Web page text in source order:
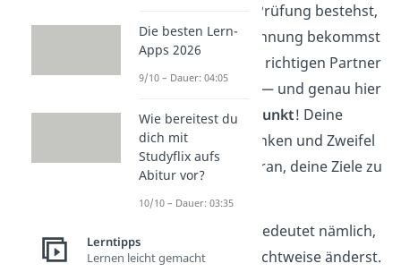
du die nächste Prüfung bestehst,
deine Traumwohnung bekommst
oder jemals den richtigen Partner
für dich findest — und genau hier
liegt derKnackpunkt! Deine
negativen Gedanken und Zweifel
hinderndich daran, deine Ziele zu
bedeutet nämlich,
dass du deine Sichtweise änderst.
Die besten Lern-
Apps 2026
9/10 – Dauer: 04:05
Wie bereitest du
dich mit
Studyflix aufs
Abitur vor?
10/10 – Dauer: 03:35
Lerntipps
Lernen leicht gemacht